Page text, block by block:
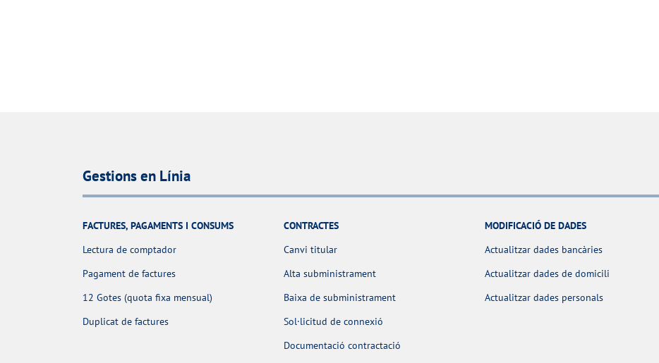
Gestions en Línia
FACTURES, PAGAMENTS I CONSUMS
Lectura de comptador
Pagament de factures
12 Gotes (quota fixa mensual)
Duplicat de factures
CONTRACTES
Canvi titular
Alta subministrament
Baixa de subministrament
Sol·licitud de connexió
Documentació contractació
MODIFICACIÓ DE DADES
Actualitzar dades bancàries
Actualitzar dades de domicili
Actualitzar dades personals